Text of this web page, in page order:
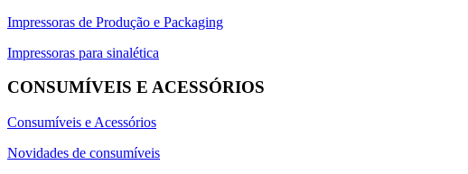
Impressoras de Produção e Packaging
Impressoras para sinalética
CONSUMÍVEIS E ACESSÓRIOS
Consumíveis e Acessórios
Novidades de consumíveis